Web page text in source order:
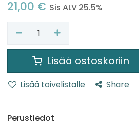
21,00 € Sis ALV 25.5%
Lisää ostoskoriin
Lisää toivelistalle Share
Perustiedot